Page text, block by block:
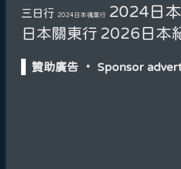
三日行 2024日本楓葉行 2024日
日本關東行 2026日本
贊助廣告 ‧ Sponsor